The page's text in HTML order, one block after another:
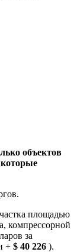
объектов
площадью
компрессорной
за
+ $ 40 226 ).